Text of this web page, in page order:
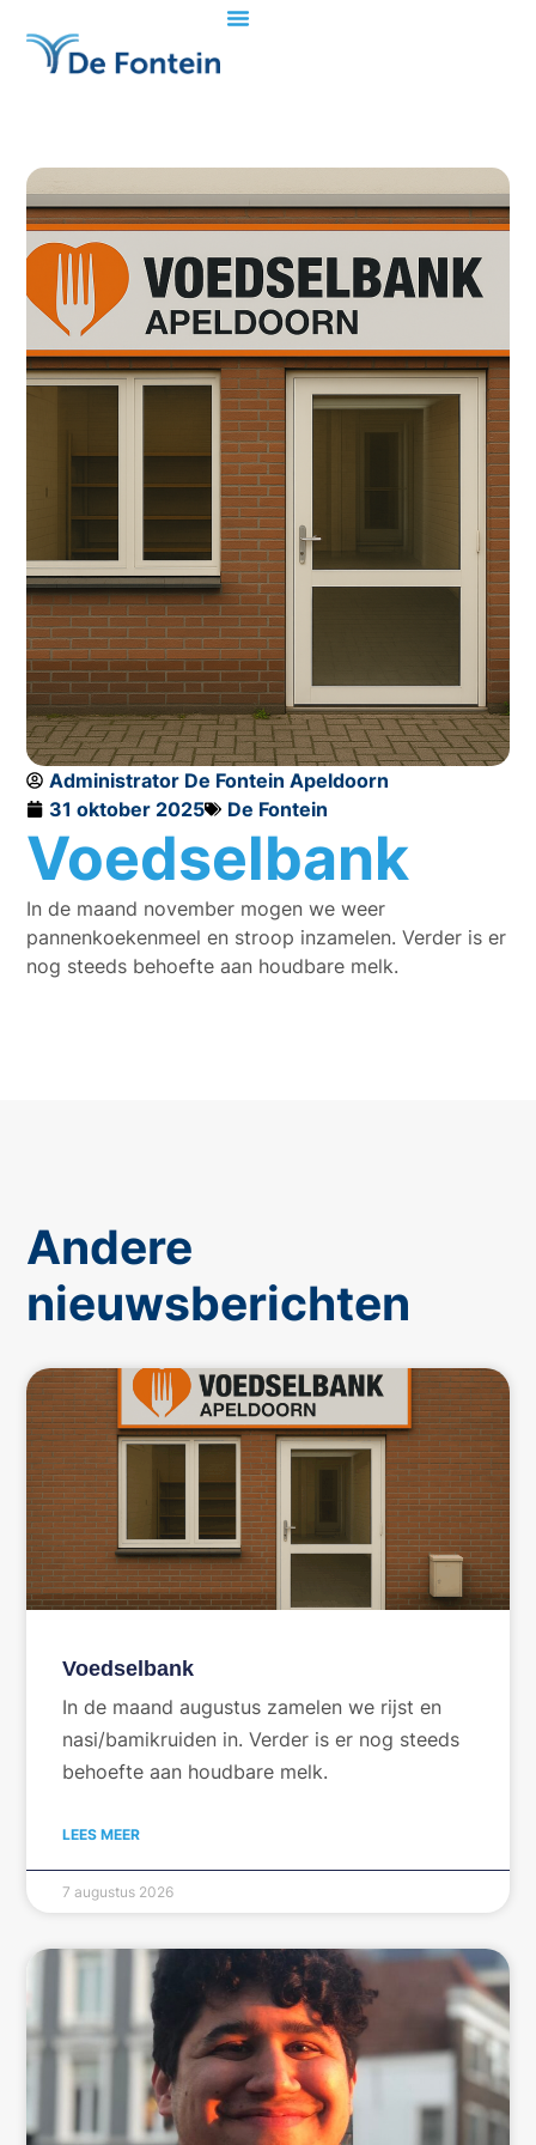
Administrator De Fontein Apeldoorn
31 oktober 2025
De Fontein
Voedselbank
In de maand november mogen we weer
pannenkoekenmeel en stroop inzamelen. Verder is er
nog steeds behoefte aan houdbare melk.
Andere
nieuwsberichten
Voedselbank
In de maand augustus zamelen we rijst en
nasi/bamikruiden in. Verder is er nog steeds
behoefte aan houdbare melk.
LEES MEER
7 augustus 2026